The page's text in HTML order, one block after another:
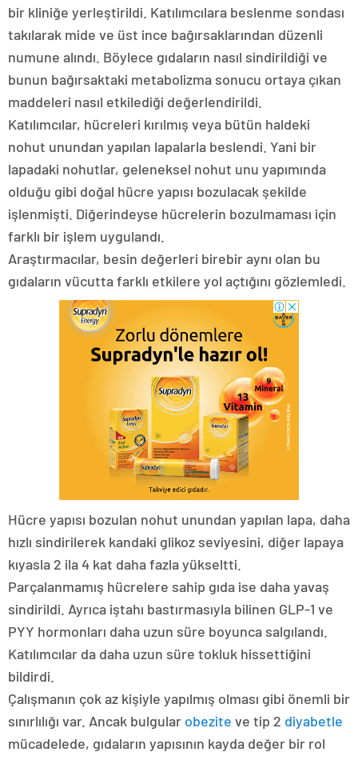
bir kliniğe yerleştirildi. Katılımcılara beslenme sondası
takılarak mide ve üst ince bağırsaklarından düzenli
numune alındı. Böylece gıdaların nasıl sindirildiği ve
bunun bağırsaktaki metabolizma sonucu ortaya çıkan
maddeleri nasıl etkilediği değerlendirildi.
Katılımcılar, hücreleri kırılmış veya bütün haldeki
nohut unundan yapılan lapalarla beslendi. Yani bir
lapadaki nohutlar, geleneksel nohut unu yapımında
olduğu gibi doğal hücre yapısı bozulacak şekilde
işlenmişti. Diğerindeyse hücrelerin bozulmaması için
farklı bir işlem uygulandı.
Araştırmacılar, besin değerleri birebir aynı olan bu
gıdaların vücutta farklı etkilere yol açtığını gözlemledi.
Hücre yapısı bozulan nohut unundan yapılan lapa, daha
hızlı sindirilerek kandaki glikoz seviyesini, diğer lapaya
kıyasla 2 ila 4 kat daha fazla yükseltti.
Parçalanmamış hücrelere sahip gıda ise daha yavaş
sindirildi. Ayrıca iştahı bastırmasıyla bilinen GLP-1 ve
PYY hormonları daha uzun süre boyunca salgılandı.
Katılımcılar da daha uzun süre tokluk hissettiğini
bildirdi.
Çalışmanın çok az kişiyle yapılmış olması gibi önemli bir
sınırlılığı var. Ancak bulgular obezite ve tip 2 diyabetle
mücadelede, gıdaların yapısının kayda değer bir rol